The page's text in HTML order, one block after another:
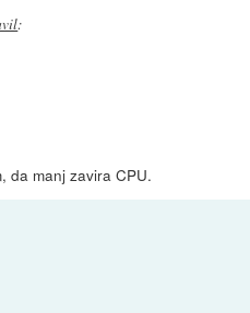
:
da manj zavira CPU.